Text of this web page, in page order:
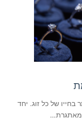
של כל זוג. יחד
מאתגרת…